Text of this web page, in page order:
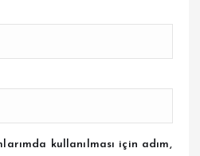
kullanılması için adım,